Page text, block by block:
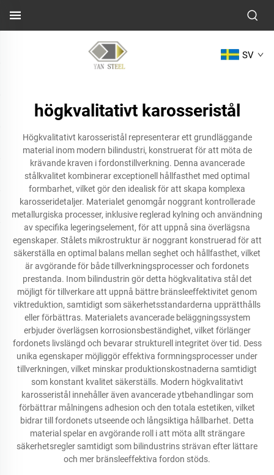
SV
högkvalitativt karosseristål
Högkvalitativt karosseristål representerar ett grundläggande
material inom modern bilindustri, konstruerat för att möta de
krävande kraven i fordonstillverkning. Denna avancerade
stålkvalitet kombinerar exceptionell hållfasthet med optimal
formbarhet, vilket gör den idealisk för att skapa komplexa
karosseridetaljer. Materialet genomgår noggrant kontrollerade
metallurgiska processer, inklusive reglerad kylning och användning
av specifika legeringselement, för att uppnå sina överlägsna
egenskaper. Stålets mikrostruktur är noggrant konstruerad för att
säkerställa en optimal balans mellan seghet och hållfasthet, vilket
är avgörande för både tillverkningsprocesser och fordonets
prestanda. Inom bilindustrin gör detta högkvalitativa stål det
möjligt för tillverkare att uppnå bättre bränsleeffektivitet genom
viktreduktion, samtidigt som säkerhetsstandarderna upprätthålls
eller förbättras. Materialets avancerade beläggningssystem
erbjuder överlägsen korrosionsbeständighet, vilket förlänger
fordonets livslängd och bevarar strukturell integritet över tid. Dess
unika egenskaper möjliggör effektiva formningsprocesser under
tillverkningen, vilket minskar produktionskostnaderna samtidigt
som konstant kvalitet säkerställs. Modern högkvalitativt
karosseristål innehåller även avancerade ytbehandlingar som
förbättrar målningens adhesion och den totala estetiken, vilket
bidrar till fordonets utseende och långsiktiga hållbarhet. Detta
material spelar en avgörande roll i att möta allt strängare
säkerhetsregler samtidigt som bilindustrins strävan efter lättare
och mer bränsleeffektiva fordon stöds.